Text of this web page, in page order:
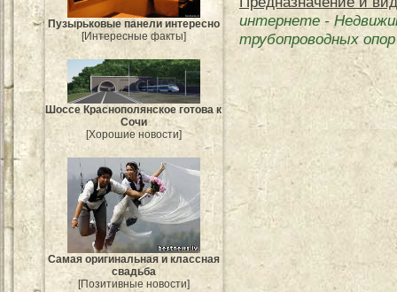
Пузырьковые панели интересно
[Интересные факты]
Шоссе Краснополянское готова к
Сочи
[Хорошие новости]
Самая оригинальная и классная
свадьба
[Позитивные новости]
интернете -
трубопроводных опор